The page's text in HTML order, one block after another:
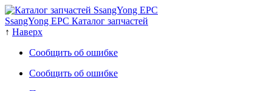
SsangYong EPC Каталог запчастей
↑ Наверх
Сообщить об ошибке
Сообщить об ошибке